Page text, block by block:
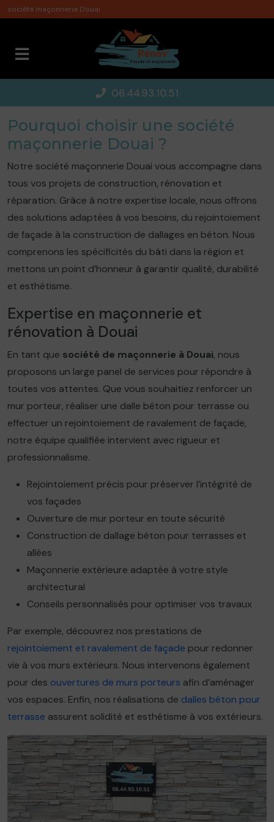
société maçonnerie Douai
06.44.93.10.51
Pourquoi choisir une société
maçonnerie Douai ?
Notre société maçonnerie Douai vous accompagne dans
tous vos projets de construction, rénovation et
réparation. Grâce à notre expertise locale, nous offrons
des solutions adaptées à vos besoins, du rejointoiement
de façade à la construction de dallages en béton. Nous
comprenons les spécificités du bâti dans la région et
mettons un point d’honneur à garantir qualité, durabilité
et esthétisme.
Expertise en maçonnerie et
rénovation à Douai
En tant que société de maçonnerie à Douai, nous
proposons un large panel de services pour répondre à
toutes vos attentes. Que vous souhaitiez renforcer un
mur porteur, réaliser une dalle béton pour terrasse ou
effectuer un rejointoiement de ravalement de façade,
notre équipe qualifiée intervient avec rigueur et
professionnalisme.
Rejointoiement précis pour préserver l’intégrité de
vos façades
Ouverture de mur porteur en toute sécurité
Construction de dallage béton pour terrasses et
allées
Maçonnerie extérieure adaptée à votre style
architectural
Conseils personnalisés pour optimiser vos travaux
Par exemple, découvrez nos prestations de
rejointoiement et ravalement de façade pour redonner
vie à vos murs extérieurs. Nous intervenons également
pour des ouvertures de murs porteurs afin d’aménager
vos espaces. Enfin, nos réalisations de dalles béton pour
terrasse assurent solidité et esthétisme à vos extérieurs.
Panneau de gestion des cookies